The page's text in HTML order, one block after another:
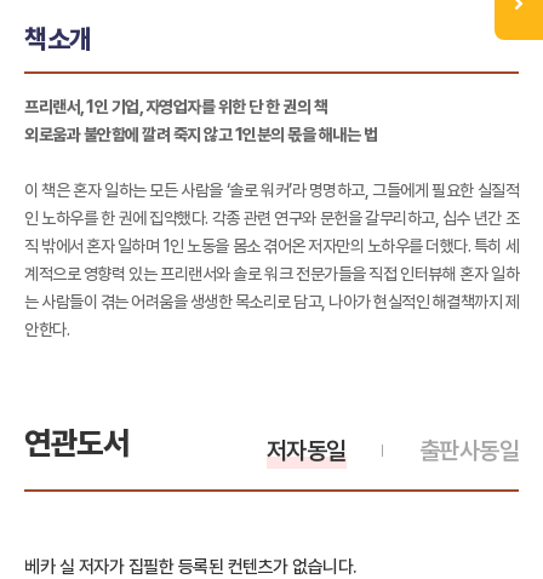
책소개
프리랜서, 1인 기업, 자영업자를 위한 단 한 권의 책
외로움과 불안함에 깔려 죽지 않고 1인분의 몫을 해내는 법
이 책은 혼자 일하는 모든 사람을 ‘솔로 워커’라 명명하고, 그들에게 필요한 실질적
인 노하우를 한 권에 집약했다. 각종 관련 연구와 문헌을 갈무리하고, 십수 년간 조
직 밖에서 혼자 일하며 1인 노동을 몸소 겪어온 저자만의 노하우를 더했다. 특히 세
계적으로 영향력 있는 프리랜서와 솔로 워크 전문가들을 직접 인터뷰해 혼자 일하
는 사람들이 겪는 어려움을 생생한 목소리로 담고, 나아가 현실적인 해결책까지 제
안한다.
연관도서 출판사동일
저자동일
베카 실 저자가 집필한 등록된 컨텐츠가 없습니다.